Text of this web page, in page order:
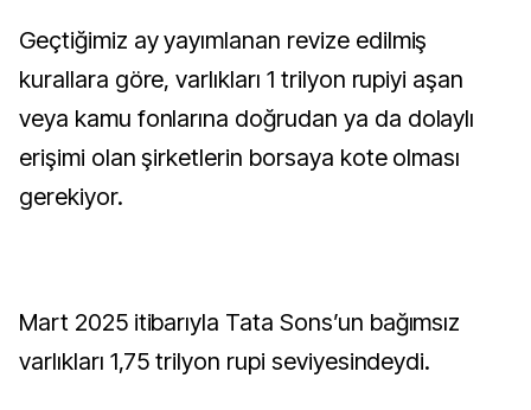
Geçtiğimiz ay yayımlanan revize edilmiş
kurallara göre, varlıkları 1 trilyon rupiyi aşan
veya kamu fonlarına doğrudan ya da dolaylı
erişimi olan şirketlerin borsaya kote olması
gerekiyor.
Mart 2025 itibarıyla Tata Sons’un bağımsız
varlıkları 1,75 trilyon rupi seviyesindeydi.